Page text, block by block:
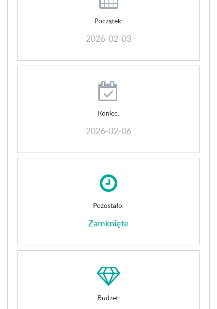
Początek:
2026-02-03
Koniec:
2026-02-06
Pozostało:
Zamknięte
Budżet: